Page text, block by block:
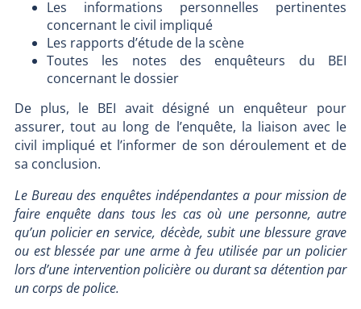
Les informations personnelles pertinentes
concernant le civil impliqué
Les rapports d’étude de la scène
Toutes les notes des enquêteurs du BEI
concernant le dossier
De plus, le BEI avait désigné un enquêteur pour
assurer, tout au long de l’enquête, la liaison avec le
civil impliqué et l’informer de son déroulement et de
sa conclusion.
Le Bureau des enquêtes indépendantes a pour mission de
faire enquête dans tous les cas où une personne, autre
qu’un policier en service, décède, subit une blessure grave
ou est blessée par une arme à feu utilisée par un policier
lors d’une intervention policière ou durant sa détention par
un corps de police.